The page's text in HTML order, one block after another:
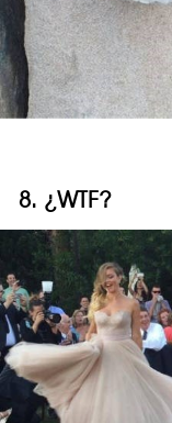
8. ¿WTF?